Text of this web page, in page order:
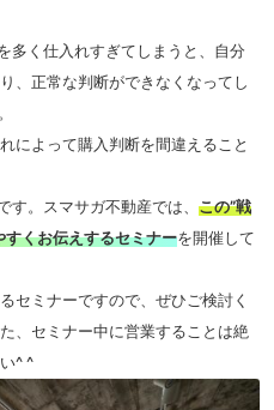
多く仕入れすぎてしまうと、自分
、正常な判断ができなくなってし
によって購入判断を間違えること
す。スマサガ不動産では、この”戦
すくお伝えするセミナーを開催して
セミナーですので、ぜひご検討く
、セミナー中に営業することは絶
^ ^